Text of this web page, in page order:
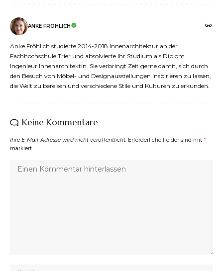
ANKE FRÖHLICH
Anke Fröhlich studierte 2014-2018 Innenarchitektur an der
Fachhochschule Trier und absolvierte ihr Studium als Diplom
Ingenieur Innenarchitektin. Sie verbringt Zeit gerne damit, sich durch
den Besuch von Möbel- und Designausstellungen inspirieren zu lassen,
die Welt zu bereisen und verschiedene Stile und Kulturen zu erkunden.
Keine Kommentare
Ihre E-Mail-Adresse wird nicht veröffentlicht. Erforderliche Felder sind mit *
markiert